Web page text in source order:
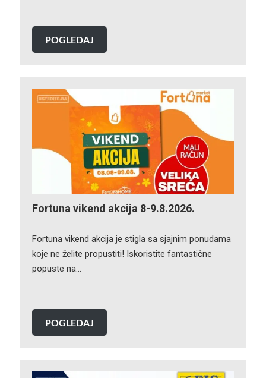
POGLEDAJ
Fortuna vikend akcija 8-9.8.2026.
Fortuna vikend akcija je stigla sa sjajnim ponudama
koje ne želite propustiti! Iskoristite fantastične
popuste na…
POGLEDAJ